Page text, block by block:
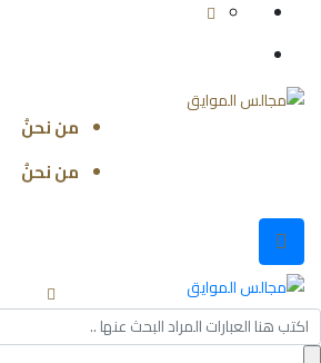
من نحنُ
من نحنُ
Search
for: